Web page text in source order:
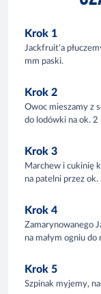
Krok 1
Jackfruit'a
mm paski.
Krok 2
Owoc mieszamy z
do lodówki na ok. 2
Krok 3
Marchew i cukinię
na patelni przez ok.
Krok 4
Zamarynowanego
na małym ogniu do
Krok 5
Szpinak myjemy,